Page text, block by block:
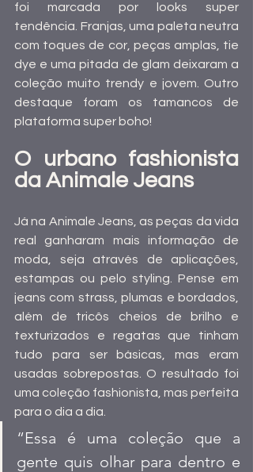
foi marcada por looks super
tendência. Franjas, uma paleta neutra
com toques de cor, peças amplas, tie
dye e uma pitada de glam deixaram a
coleção muito trendy e jovem. Outro
destaque foram os tamancos de
plataforma super boho!
O urbano fashionista
da Animale Jeans
Já na Animale Jeans, as peças da vida
real ganharam mais informação de
moda, seja através de aplicações,
estampas ou pelo styling. Pense em
jeans com strass, plumas e bordados,
além de tricôs cheios de brilho e
texturizados e regatas que tinham
tudo para ser básicas, mas eram
usadas sobrepostas. O resultado foi
uma coleção fashionista, mas perfeita
para o dia a dia.
“Essa é uma coleção que a
gente quis olhar para dentro e